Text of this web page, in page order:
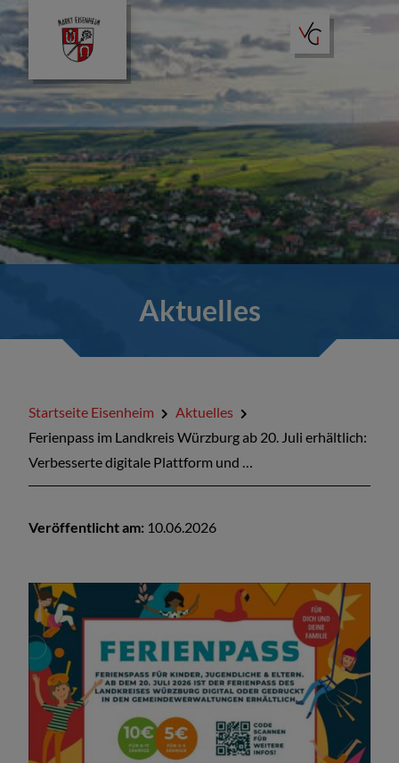
Aktuelles
Amtliche Bekanntmachungen
Kontakt
Aktuelles
Startseite Eisenheim
Aktuelles
Ferienpass im Landkreis Würzburg ab 20. Juli erhältlich:
Verbesserte digitale Plattform und …
Veröffentlicht am: 10.06.2026